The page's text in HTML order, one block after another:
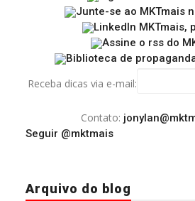
Receba dicas via e-mail:
Contato:
Seguir @mktmais
Arquivo do blog